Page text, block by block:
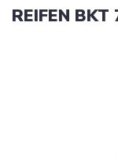
REIFEN